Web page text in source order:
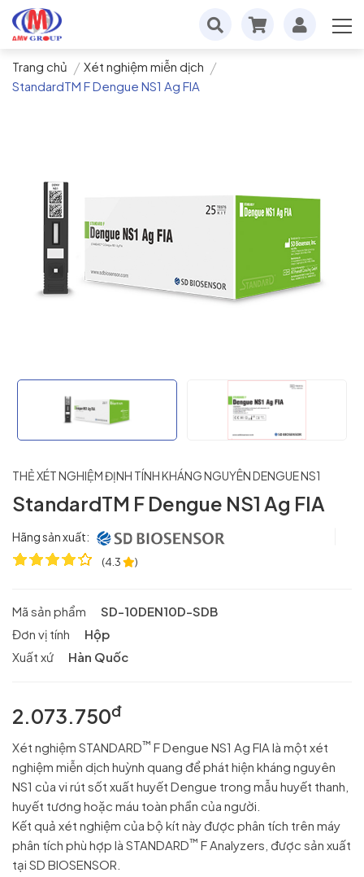
Trang chủ
Xét nghiệm miễn dịch
StandardTM F Dengue NS1 Ag FIA
THẺ XÉT NGHIỆM ĐỊNH TÍNH KHÁNG NGUYÊN DENGUE NS1
StandardTM F Dengue NS1 Ag FIA
Hãng sản xuất:
(4.3 )
Mã sản phẩm
SD-10DEN10D-SDB
Đơn vị tính
Hộp
Xuất xứ
Hàn Quốc
2.073.750đ
Xét nghiệm STANDARD™ F Dengue NS1 Ag FIA là một xét
nghiệm miễn dịch huỳnh quang để phát hiện kháng nguyên
NS1 của vi rút sốt xuất huyết Dengue trong mẫu huyết thanh,
huyết tương hoặc máu toàn phần của người.
Kết quả xét nghiệm của bộ kít này được phân tích trên máy
phân tích phù hợp là STANDARD™ F Analyzers, được sản xuất
tại SD BIOSENSOR.